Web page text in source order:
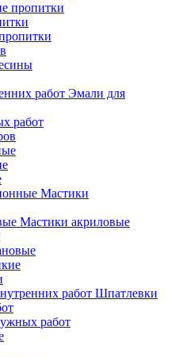
пропитки
Эмали для
работ
Мастики
Мастики акриловые
Шпатлевки
работ